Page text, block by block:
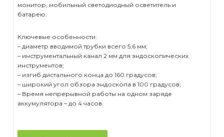
монитор, мобильный светодиодный осветитель и
батарею.
Ключевые особенности:
– диаметр вводимой трубки всего 5,6 мм;
– инструментальный канал 2 мм для эндоскопических
инструментов;
– изгиб дистального конца до 160 градусов;
– широкий угол обзора эндоскопа в 100 градусов;
– Время непрерывной работы на одном заряде
аккумулятора – до 4 часов.